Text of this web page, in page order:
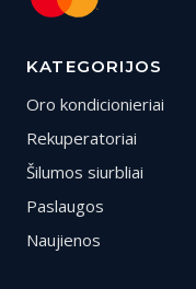
KATEGORIJOS
Oro kondicionieriai
Rekuperatoriai
Šilumos siurbliai
Paslaugos
Naujienos